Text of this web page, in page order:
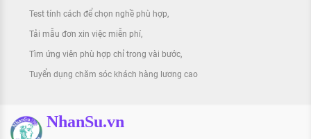
Test tính cách để chọn nghề phù hợp
Tải mẫu đơn xin việc miễn phí
Tìm ứng viên phù hợp chỉ trong vài bước
Tuyển dụng chăm sóc khách hàng lương cao
NhanSu.vn